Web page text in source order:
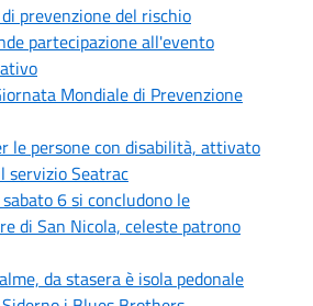
prevenzione del rischio
partecipazione all'evento
Mondiale di Prevenzione
le persone con disabilità, attivato
servizio Seatrac
6 si concludono le
di San Nicola, celeste patrono
da stasera è isola pedonale